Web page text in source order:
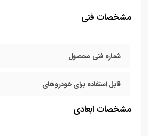
مشخصات فنی
شماره فنی محصول
قابل استفاده برای خودروهای
مشخصات ابعادی